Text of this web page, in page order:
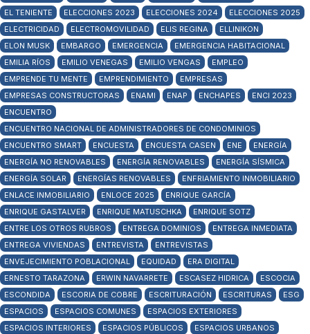
EL TENIENTE
ELECCIONES 2023 ELECCIONES 2024
ELECCIONES 2025
ELECTRICIDAD
ELECTROMOVILIDAD ELIS REGINA
ELLINIKON
ELON MUSK
EMBARGO EMERGENCIA
EMERGENCIA HABITACIONAL
EMILIA RÍOS
EMILIO VENEGAS EMILIO VENGAS
EMPLEO
EMPRENDE TU MENTE
EMPRENDIMIENTO
EMPRESAS
EMPRESAS CONSTRUCTORAS
ENAMI ENAP ENCHAPES
ENCI 2023
ENCUENTRO
ENCUENTRO NACIONAL DE ADMINISTRADORES DE CONDOMINIOS
ENCUENTRO SMART
ENCUESTA ENCUESTA CASEN ENE
ENERGÍA
ENERGÍA NO RENOVABLES
ENERGÍA RENOVABLES
ENERGÍA SÍSMICA
ENERGÍA SOLAR
ENERGÍAS RENOVABLES
ENFRIAMIENTO INMOBILIARIO
ENLACE INMOBILIARIO
ENLOCE 2025
ENRIQUE GARCÍA
ENRIQUE GASTALVER
ENRIQUE MATUSCHKA
ENRIQUE SOTZ
ENTRE LOS OTROS RUBROS
ENTREGA DOMINIOS
ENTREGA INMEDIATA
ENTREGA VIVIENDAS
ENTREVISTA
ENTREVISTAS
ENVEJECIMIENTO POBLACIONAL
EQUIDAD
ERA DIGITAL
ERNESTO TARAZONA
ERWIN NAVARRETE ESCASEZ HIDRICA
ESCOCIA
ESCONDIDA
ESCORIA DE COBRE ESCRITURACIÓN ESCRITURAS
ESG
ESPACIOS
ESPACIOS COMUNES
ESPACIOS EXTERIORES
ESPACIOS INTERIORES
ESPACIOS PÚBLICOS
ESPACIOS URBANOS